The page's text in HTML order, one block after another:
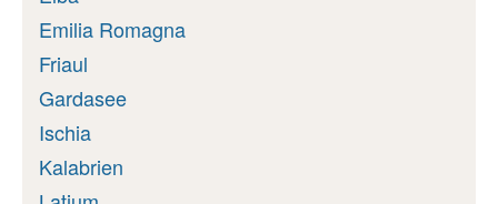
Emilia Romagna
Friaul
Gardasee
Ischia
Kalabrien